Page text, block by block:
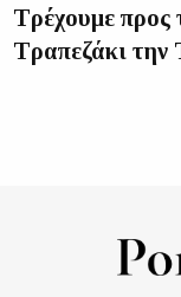
Τρέχουμε προς
Τραπεζάκι την